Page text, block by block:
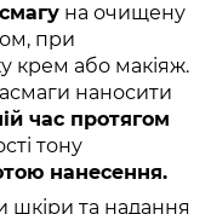
на очищену
при
крем або макіяж.
наносити
час протягом
тону
нанесення.
шкіри та надання